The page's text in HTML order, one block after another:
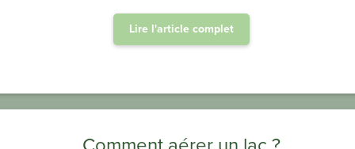
Lire l'article complet